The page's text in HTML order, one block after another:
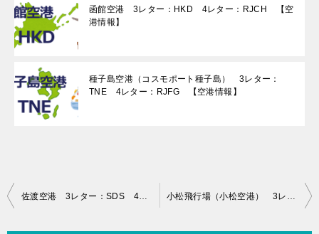
函館空港 3レター：HKD 4レター：RJCH 【空
港情報】
種子島空港（コスモポート種子島） 3レター：
TNE 4レター：RJFG 【空港情報】
投